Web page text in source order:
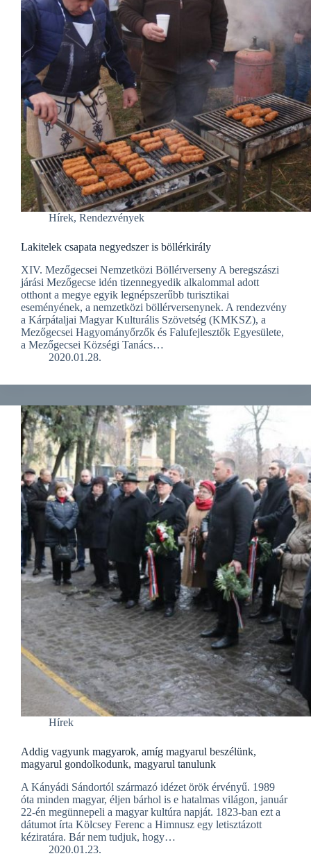
Hírek, Rendezvények
Lakitelek csapata negyedszer is böllérkirály
XIV. Mezőgecsei Nemzetközi Böllérverseny A beregszászi
járási Mezőgecse idén tizennegyedik alkalommal adott
otthont a megye egyik legnépszerűbb turisztikai
eseményének, a nemzetközi böllérversenynek. A rendezvény
a Kárpátaljai Magyar Kulturális Szövetség (KMKSZ), a
Mezőgecsei Hagyományőrzők és Falufejlesztők Egyesülete,
a Mezőgecsei Községi Tanács…
2020.01.28.
Hírek
Addig vagyunk magyarok, amíg magyarul beszélünk,
magyarul gondolkodunk, magyarul tanulunk
A Kányádi Sándortól származó idézet örök érvényű. 1989
óta minden magyar, éljen bárhol is e hatalmas világon, január
22-én megünnepeli a magyar kultúra napját. 1823-ban ezt a
dátumot írta Kölcsey Ferenc a Himnusz egy letisztázott
kéziratára. Bár nem tudjuk, hogy…
2020.01.23.